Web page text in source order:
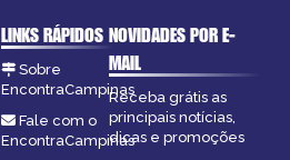
LINKS RÁPIDOS
Sobre
EncontraCampinas
Fale com o
EncontraCampinas
NOVIDADES POR E-
MAIL
Receba grátis as
principais notícias,
dicas e promoções